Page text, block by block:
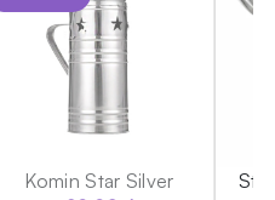
Komin Star Silver